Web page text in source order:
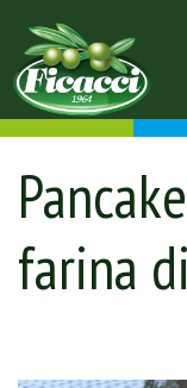
farina